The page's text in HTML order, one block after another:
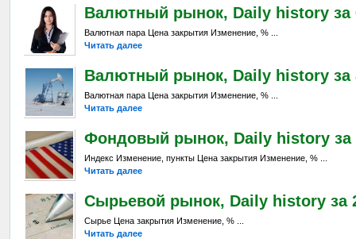
Валютный рынок, Daily history за
Валютная пара Цена закрытия Изменение, % ...
Читать далее
Валютный рынок, Daily history за
Валютная пара Цена закрытия Изменение, % ...
Читать далее
Фондовый рынок, Daily history за
Индекс Изменение, пункты Цена закрытия Изменение, % ...
Читать далее
Сырьевой рынок, Daily history за
Сырье Цена закрытия Изменение, % ...
Читать далее